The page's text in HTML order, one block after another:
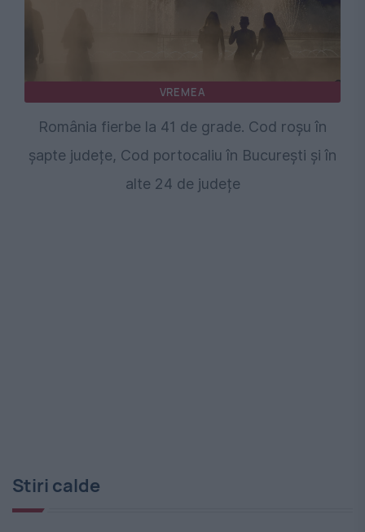
VREMEA
România fierbe la 41 de grade. Cod roșu în
șapte județe, Cod portocaliu în București și în
alte 24 de județe
Stiri calde